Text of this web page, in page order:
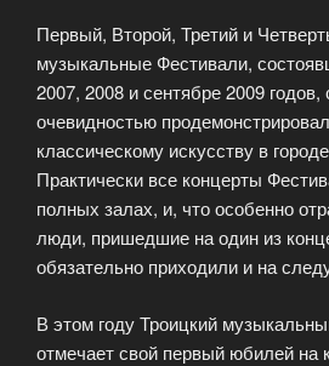
Первый, Второй, Третий и
музыкальные Фестивали,
2007, 2008 и сентябре 2009 годов,
очевидностью
классическому искусству в
Практически все концерты
полных залах, и, что особенно
люди, пришедшие на один из
обязательно приходили и на
В этом году Троицкий
отмечает свой первый юбилей на